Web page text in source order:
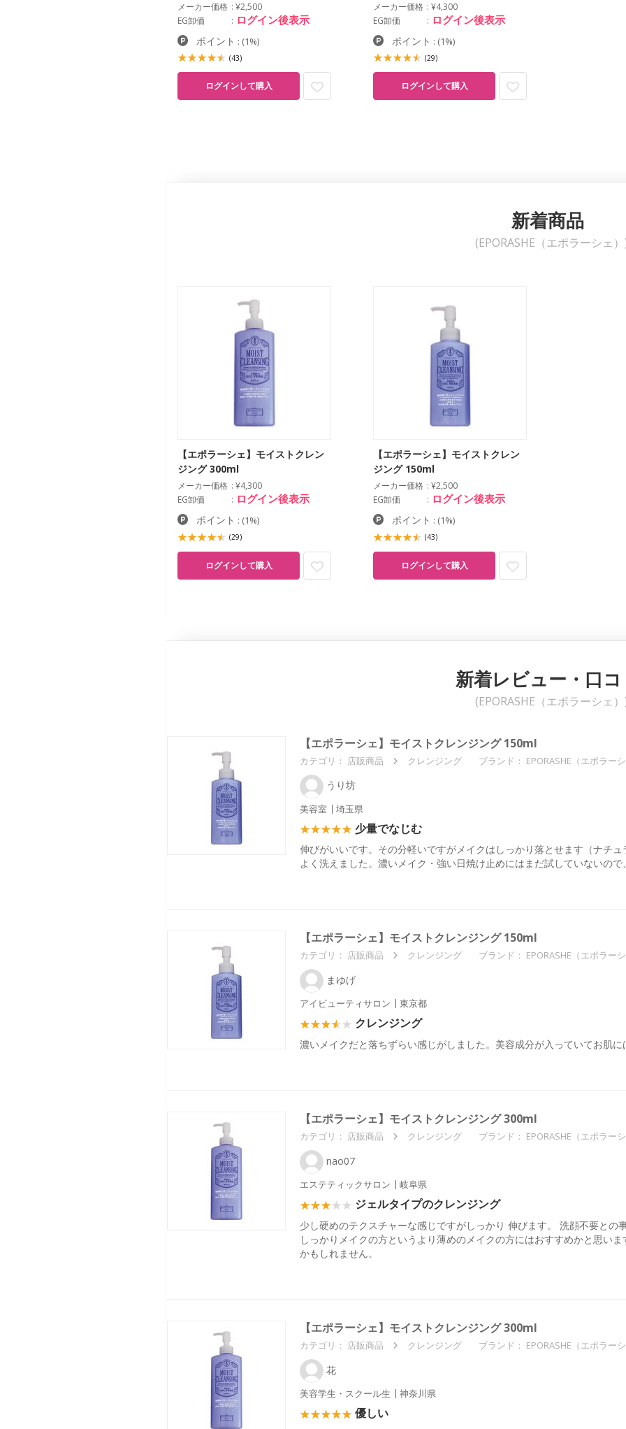
メーカー価格
¥2,500
EG卸価
ログイン後表示
ポイント : (1%)
(43)
ログインして購入
メーカー価格
¥4,300
EG卸価
ログイン後表示
ポイント : (1%)
(29)
ログインして購入
新着商品
(EPORASHE（エポラーシェ
【エポラーシェ】モイストクレン
ジング 300ml
メーカー価格
¥4,300
EG卸価
ログイン後表示
ポイント : (1%)
(29)
ログインして購入
【エポラーシェ】モイストクレン
ジング 150ml
メーカー価格
¥2,500
EG卸価
ログイン後表示
ポイント : (1%)
(43)
ログインして購入
新着レビュー・口
(EPORASHE（エポラーシェ
【エポラーシェ】モイストクレンジング 150ml
カテゴリ： 店販商品 クレンジング ブランド： EPORASHE（エポラー
うり坊
美容室 埼玉県
少量でなじむ
伸びがいいです。その分軽いですがメイクはしっかり落とせます（ナチ
よく洗えました。濃いメイク・強い日焼け止めにはまだ試していないの
【エポラーシェ】モイストクレンジング 150ml
カテゴリ： 店販商品 クレンジング ブランド： EPORASHE（エポラー
まゆげ
アイビューティサロン 東京都
クレンジング
濃いメイクだと落ちずらい感じがしました。美容成分が入っていてお肌
【エポラーシェ】モイストクレンジング 300ml
カテゴリ： 店販商品 クレンジング ブランド： EPORASHE（エポラー
nao07
エステティックサロン 岐阜県
ジェルタイプのクレンジング
少し硬めのテクスチャーな感じですがしっかり 伸びます。 洗顔不要と
しっかりメイクの方というより薄めのメイクの方にはおすすめかと思い
かもしれません。
【エポラーシェ】モイストクレンジング 300ml
カテゴリ： 店販商品 クレンジング ブランド： EPORASHE（エポラー
花
美容学生・スクール生 神奈川県
優しい